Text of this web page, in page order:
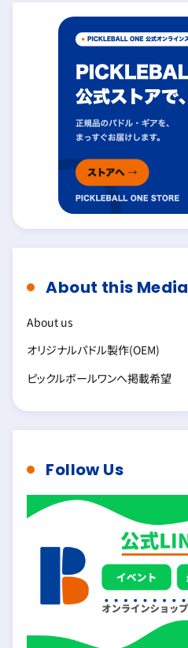
About this Media
About us
オリジナルパドル製作(OEM)
ピックルボールワンへ掲載希望
Follow Us